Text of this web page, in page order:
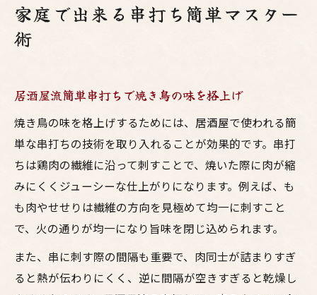
家庭で出来る串打ち簡単マスター
術
居酒屋流簡単串打ちで焼き鳥の味を格上げ
焼き鳥の味を格上げするためには、居酒屋で使われる簡
単な串打ちの技術を取り入れることが効果的です。串打
ちは鶏肉の繊維に沿って刺すことで、焼いた際に肉が縮
みにくくジューシーな仕上がりになります。例えば、も
も肉やせせりは繊維の方向を見極めて均一に刺すこと
で、火の通りが均一になり旨味を閉じ込められます。
また、串に刺す際の間隔も重要で、肉同士が詰まりすぎ
ると熱が伝わりにくく、逆に間隔が空きすぎると乾燥し